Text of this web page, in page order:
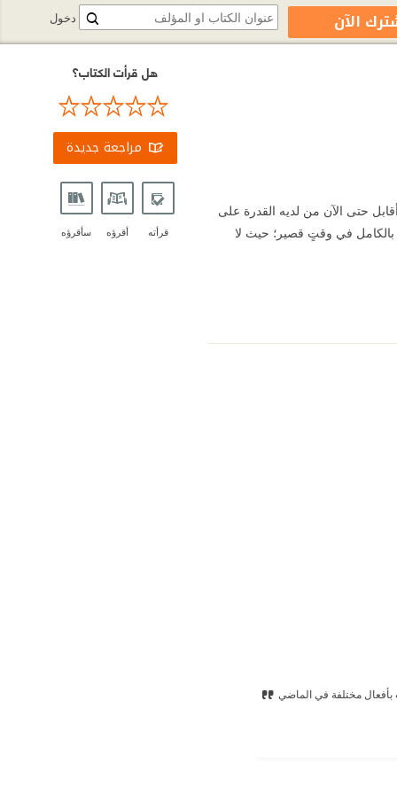
حتى الآن من لديه القدرة على
بالكامل في وقتٍ قصير؛ حيث لا
بأفعال مختلفة في الماضي
هل قرأت الكتاب؟
مراجعة جديدة
قرأته أقرؤه سأقرؤه
دخول الآن